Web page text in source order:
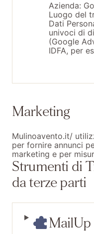
Azienda:
Luogo del
Dati
univoci di
(Google
IDFA, per
Marketing
Mulinoavento.it/
per fornire annunci
marketing e per
Strumenti di
da terze parti
MailUp